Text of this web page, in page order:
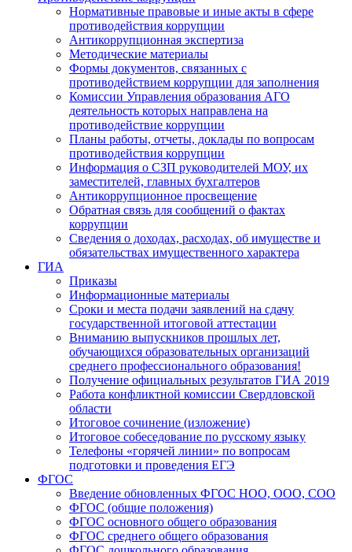
Нормативные правовые и иные акты в сфере
противодействия коррупции
Антикоррупционная экспертиза
Методические материалы
Формы документов, связанных с
противодействием коррупции для заполнения
Комиссии Управления образования АГО
деятельность которых направлена на
противодействие коррупции
Планы работы, отчеты, доклады по вопросам
противодействия коррупции
Информация о СЗП руководителей МОУ, их
заместителей, главных бухгалтеров
Антикоррупционное просвещение
Обратная связь для сообщений о фактах
коррупции
Сведения о доходах, расходах, об имуществе и
обязательствах имущественного характера
ГИА
Приказы
Информационные материалы
Сроки и места подачи заявлений на сдачу
государственной итоговой аттестации
Вниманию выпускников прошлых лет,
обучающихся образовательных организаций
среднего профессионального образования!
Получение официальных результатов ГИА 2019
Работа конфликтной комиссии Свердловской
области
Итоговое сочинение (изложение)
Итоговое собеседование по русскому языку
Телефоны «горячей линии» по вопросам
подготовки и проведения ЕГЭ
ФГОС
Введение обновленных ФГОС НОО, ООО, СОО
ФГОС (общие положения)
ФГОС основного общего образования
ФГОС среднего общего образования